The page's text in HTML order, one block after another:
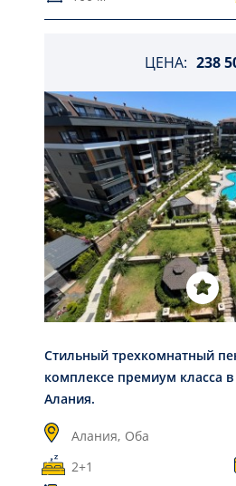
ЦЕНА: 238
Стильный трехкомнатный
комплексе премиум класса
Алания.
Алания, Оба
2+1